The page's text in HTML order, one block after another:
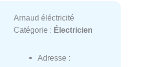
Arnaud éléctricité
Catégorie : Électricien
Adresse :